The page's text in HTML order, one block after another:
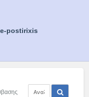
e-postirixis